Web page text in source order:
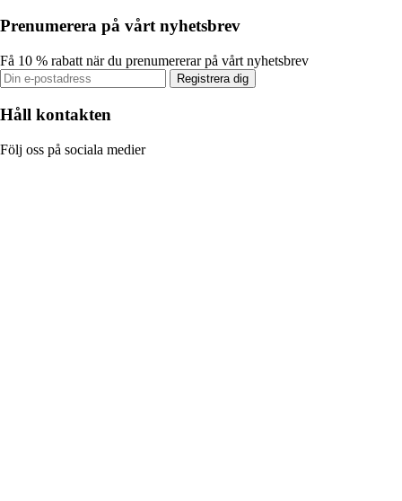
Prenumerera på vårt nyhetsbrev
Få 10 % rabatt när du prenumererar på vårt nyhetsbrev
Registrera dig
Håll kontakten
Följ oss på sociala medier